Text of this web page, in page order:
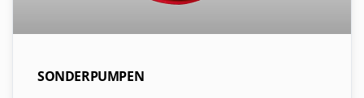
SONDERPUMPEN